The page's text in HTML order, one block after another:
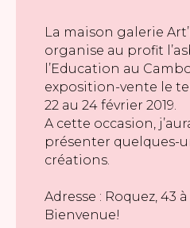
La maison galerie
organise au profit
l’Education au
exposition-vente le
22 au 24 février 2019.
A cette occasion,
présenter quelques-
créations.
Adresse : Roquez, 43
Bienvenue!